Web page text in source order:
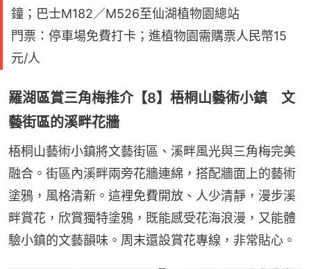
鐘；巴士M182／M526至仙湖植物園總站
門票：停車場免費打卡；進植物園需購票人民幣15
元/人
羅湖區賞三角梅推介【8】梧桐山藝術小鎮 文
藝街區的溪畔花牆
梧桐山藝術小鎮將文藝街區、溪畔風光與三角梅完美
融合。街區內溪畔兩旁花牆連綿，搭配牆面上的藝術
塗鴉，風格清新。這裡免費開放、人少清靜，漫步溪
畔賞花，欣賞獨特塗鴉，既能感受花海浪漫，又能體
驗小鎮的文藝韻味。周末還設賞花專線，非常貼心。